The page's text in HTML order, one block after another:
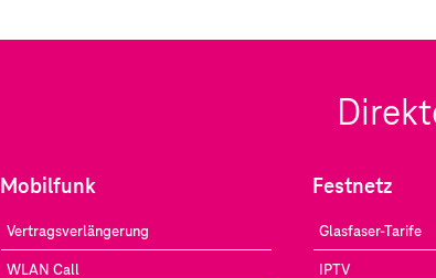
Mobilfunk
Vertragsverlängerung
WLAN Call
Festnetz
Glasfaser-Tarife
IPTV